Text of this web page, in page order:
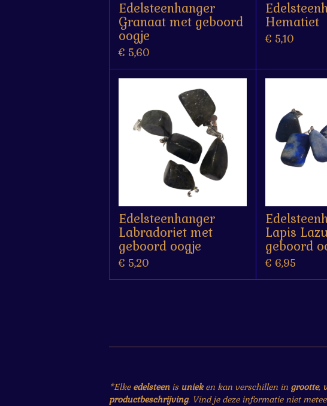
Edelsteenhanger
Granaat met geboord
oogje
€ 5,60
Hematiet
€ 5,10
Edelsteenhanger
Labradoriet met
geboord oogje
€ 5,20
Lapis
geboord
€ 6,95
*Elke edelsteenis unieken kan verschillen in grootte,
productbeschrijving. Vind je deze informatie niet